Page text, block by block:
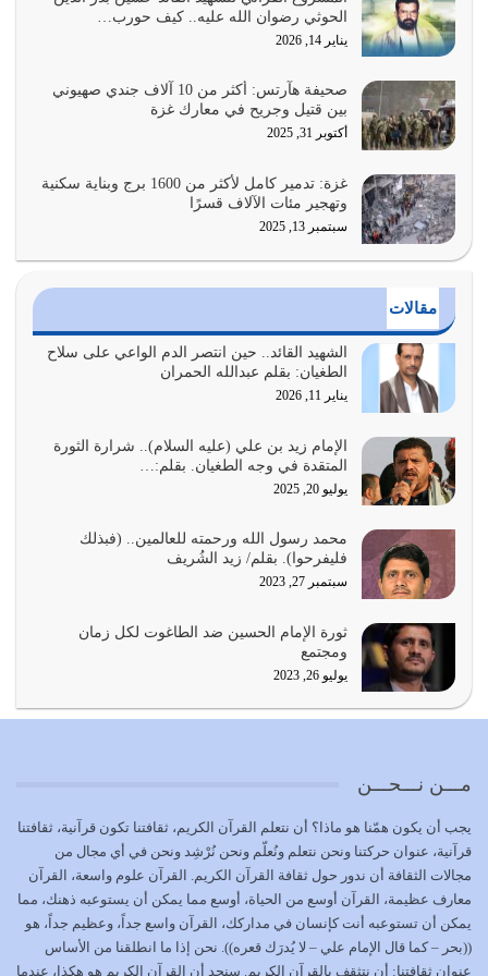
عندما يكون عدوك هو عدو الله معناه أن تكون نقاط الضعف
فيه كثيرة وسينصرك الله عليه إذا…
يوليو 26, 2026
أراد الله لهذه الأمة ان تكون خير امة أخرجت للناس بالنهوض
بالأمر بالمعروف والنهي عن…
يوليو 25, 2026
الدين الذي شرعه الله لا يجوز أن يخضع لآرائنا وأهوائنا
أي أمة تتفرق في الدين وتتفرق في كيانها معناه أنها أصبحت
أمة عاجزة عن النهوض…
يوليو 23, 2026
بحبل الله جميعاً وليس كل…
يوليو 22, 2026
يشاء ويذل من يشاء
يوليو 21, 2026
كل زمان…
يوليو 19, 2026
الوظيفة عبارة عن مسؤولية يجب النهوض بها كما ينبغي لكي
وَالْمُنْفِقِينَ…
يوليو 17, 2026
الاعتصام بحبل الله أمر إلهي للمؤمنين وهو بمثابة سبب بينهم
وبين الله يترتب عليه النصر…
يوليو 16, 2026
الحوثي رضوان الله عليه.. كيف حورب…
يناير 14, 2026
صحيفة هآرتس: أكثر من 10 آلاف جندي صهيوني
بين قتيل وجريح في معارك غزة
أكتوبر 31, 2025
غزة: تدمير كامل لأكثر من 1600 برج وبناية سكنية
وتهجير مئات الآلاف قسرًا
سبتمبر 13, 2025
مقالات
الشهيد القائد.. حين انتصر الدم الواعي على سلاح
الطغيان: بقلم عبدالله الحمران
يناير 11, 2026
الإمام زيد بن علي (عليه السلام).. شرارة الثورة
المتقدة في وجه الطغيان. بقلم:…
يوليو 20, 2025
محمد رسول الله ورحمته للعالمين.. (فبذلك
فليفرحوا). بقلم/ زيد الشُريف
سبتمبر 27, 2023
ثورة الإمام الحسين ضد الطاغوت لكل زمان
ومجتمع
يوليو 26, 2023
مـــن نـــحـــن
يجب أن يكون همّنا هو ماذا؟ أن نتعلم القرآن الكريم، ثقافتنا تكون قرآنية، ثقافتنا
قرآنية، عنوان حركتنا ونحن نتعلم ونُعلّم ونحن نُرْشِد ونحن في أي مجال من
مجالات الثقافة أن ندور حول ثقافة القرآن الكريم. القرآن علوم واسعة، القرآن
معارف عظيمة، القرآن أوسع من الحياة، أوسع مما يمكن أن يستوعبه ذهنك، مما
يمكن أن تستوعبه أنت كإنسان في مداركك، القرآن واسع جداً، وعظيم جداً، هو
((بحر – كما قال الإمام علي – لا يُدرَك قعره)). نحن إذا ما انطلقنا من الأساس
عنوان ثقافتنا: أن نتثقف بالقرآن الكريم. سنجد أن القرآن الكريم هو هكذا، عندما